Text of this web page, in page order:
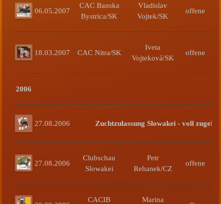
06.05.2007
CAC Banska
Bystrica/SK
Vladislav
Vojtek/SK
offene
18.03.2007 CAC Nitra/SK
Iveta
Vojteková/SK
offene
2006
27.08.2006 Zuchtzulassung Slowakei - voll
27.08.2006
Clubschau
Slowakei
Petr
Rehanek/CZ
offene
CACIB
Marina